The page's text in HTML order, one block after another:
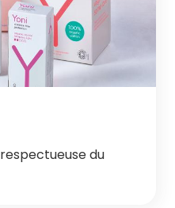
du